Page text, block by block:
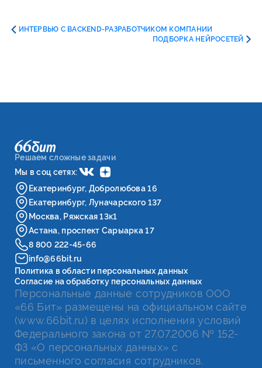
ИНТЕРВЬЮ С BACKEND-РАЗРАБОТЧИКОМ КОМПАНИИ
ПОДБОРКА НЕЙРОСЕТЕЙ
Решаем сложные задачи
Мы в соц сетях:
Екатеринбург, Добролюбова 16
Екатеринбург, Луначарского 137
Москва, Ряжская 13к1
Астана, проспект Сарыарка 17
8 800 222-45-66
info@66bit.ru
Политика в области персональных данных
Согласие на обработку персональных данных
Персональные данные сотрудников ООО
«66 Бит» размещены на официальном сайте
(www.66bit.ru) в целях исполнения условий
Федерального закона от 27.07.2006 № 152-
ФЗ «О персональных данных» с
письменного согласия сотрудников.